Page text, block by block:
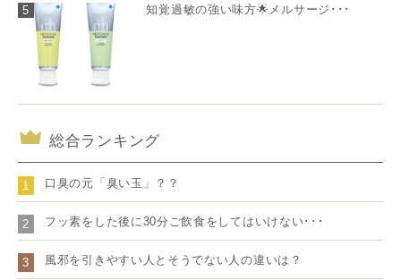
5 知覚過敏の強い味方🌟メルサージ･･･
総合ランキング
1 口臭の元「臭い玉」？？
2 フッ素をした後に30分ご飲食をしてはいけない･･･
3 風邪を引きやすい人とそうでない人の違いは？